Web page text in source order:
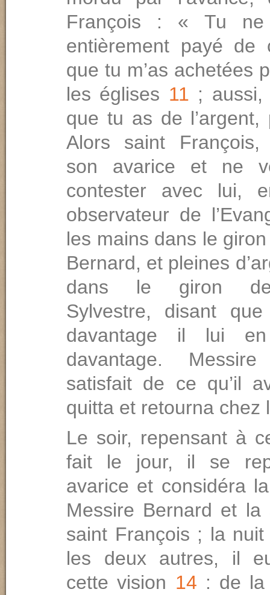
François : « Tu ne
entièrement payé de
que tu m’as achetées
les églises 11 ; aussi,
que tu as de l’argent,
Alors saint
son avarice et ne
contester avec lui,
observateur de
les mains dans le
Bernard, et pleines
dans le giron de
Sylvestre, disant que
davantage il lui en
davantage. Messire
satisfait de ce qu’il
quitta et retourna chez
Le soir, repensant à
fait le jour, il se
avarice et considéra
Messire Ber­nard et la
saint François ; la
les deux autres, il
cette vision 14 : de la